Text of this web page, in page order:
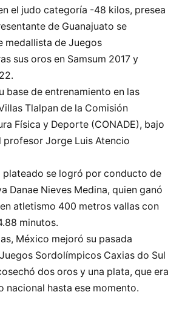
el judo categoría -48 kilos, presea
de Guanajuato se
medallista de Juegos
sus oros en Samsum 2017 y
base de entrenamiento en las
Tlalpan de la Comisión
Física y Deporte (CONADE), bajo
profesor Jorge Luis Atencio
plateado se logró por conducto de
Danae Nieves Medina, quien ganó
atletismo 400 metros vallas con
minutos.
México mejoró su pasada
Sordolímpicos Caxias do Sul
dos oros y una plata, que era
nacional hasta ese momento.